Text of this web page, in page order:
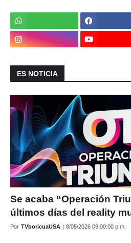
ES NOTICIA
Se acaba “Operación
últimos días del reality
Por TVboricuaUSA | 8/05/2026 09:00:00 p.m.